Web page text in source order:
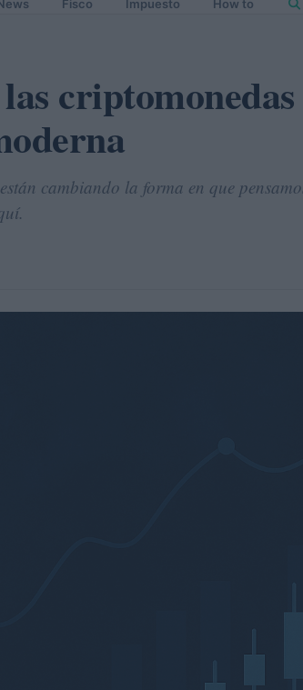
Fisco Impuesto How to
cambiando la forma en que